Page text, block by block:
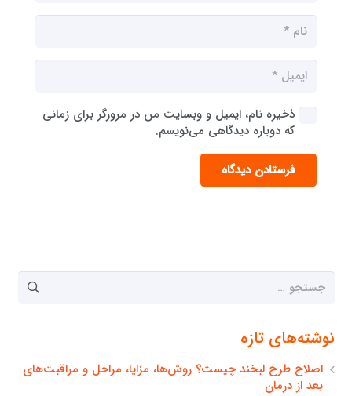
ذخیره نام، ایمیل و وبسایت من در مرورگر برای زمانی
که دوباره دیدگاهی می‌نویسم.
فرستادن دیدگاه
جستجو
نوشته‌های تازه
اصلاح طرح لبخند چیست؟ روش‌ها، مزایا، مراحل و مراقبت‌های
بعد از درمان